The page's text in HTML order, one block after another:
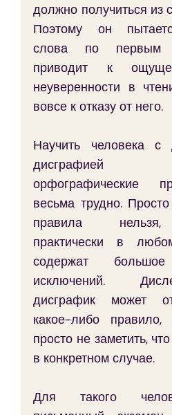
должно получиться из
Поэтому он
слова по первым
приводит к
неуверенности в
вовсе к отказу от него.
Научить человека с
дисграфией
орфографические
весьма трудно. Просто
правила нельзя,
практически в
содержат большое
исключений.
дисграфик может
какое-либо
просто не заметить,
в конкретном случае.
Для такого